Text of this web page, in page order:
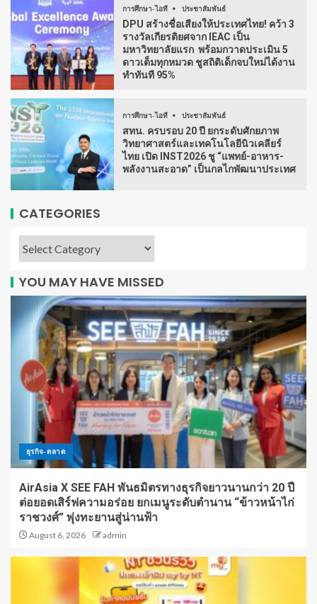
การศึกษา-ไอที ประชาสัมพันธ์
DPU สร้างชื่อเสียงให้ประเทศไทย! คว้า 3
รางวัลเกียรติยศจาก IEAC เป็น
มหาวิทยาลัยแรก พร้อมกวาดประเมิน 5
ดาวเต็มทุกหมวด ชูสถิติเด็กจบใหม่ได้งาน
ทำทันที 95%
การศึกษา-ไอที ประชาสัมพันธ์
สทน. ครบรอบ 20 ปี ยกระดับศักยภาพ
วิทยาศาสตร์และเทคโนโลยีนิวเคลียร์
ไทย เปิด INST2026 ชู “แพทย์-อาหาร-
พลังงานสะอาด” เป็นกลไกพัฒนาประเทศ
CATEGORIES
YOU MAY HAVE MISSED
ธุรกิจ-ตลาด
AirAsia X SEE FAH พันธมิตรทางธุรกิจยาวนานกว่า 20 ปี
ต่อยอดเสิร์ฟความอร่อย ยกเมนูระดับตำนาน “ข้าวหน้าไก่
ราชวงศ์” พุ่งทะยานสู่น่านฟ้า
August 6, 2026 admin